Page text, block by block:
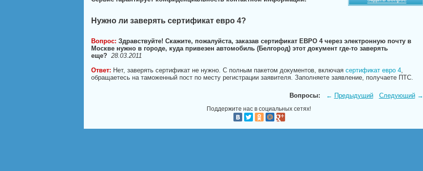
Нужно ли заверять сертификат евро 4?
Вопрос: Здравствуйте! Скажите, пожалуйста, заказав сертификат ЕВРО 4 через электронную почту в
Москве нужно в городе, куда привезен автомобиль (Белгород) этот документ где-то заверять
еще? 28.03.2011
Ответ: Нет, заверять сертификат не нужно. С полным пакетом документов, включая сертификат евро 4,
обращаетесь на таможенный пост по месту регистрации заявителя. Заполняете заявление, получаете ПТС.
Вопросы: ← Предыдущий Следующий→
Поддержите нас в социальных сетях!